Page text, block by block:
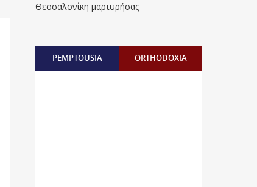
Θεσσαλονίκη μαρτυρήσας
PEMPTOUSIA ORTHODOXIA